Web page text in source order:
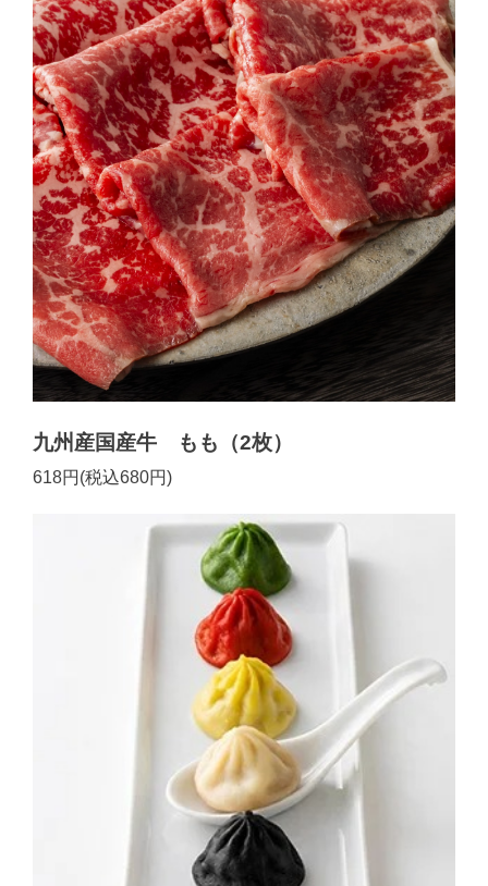
九州産国産牛 もも（2枚）
618円(税込680円)